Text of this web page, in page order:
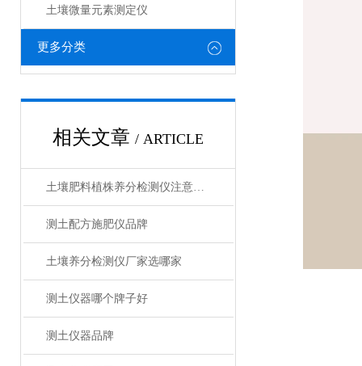
土壤微量元素测定仪
更多分类
相关文章 / ARTICLE
土壤肥料植株养分检测仪注意事项
测土配方施肥仪品牌
土壤养分检测仪厂家选哪家
测土仪器哪个牌子好
测土仪器品牌